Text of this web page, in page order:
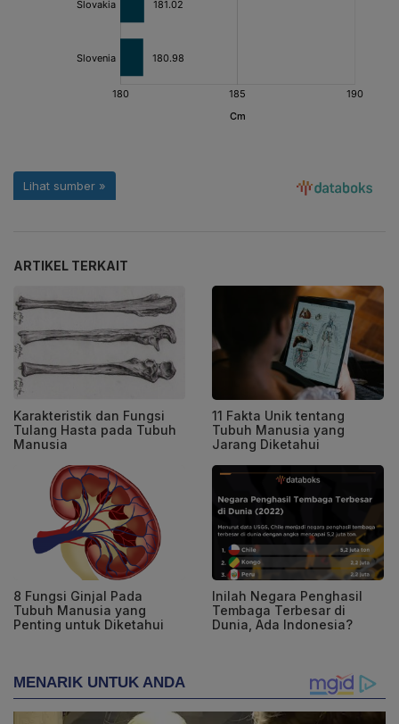
ARTIKEL TERKAIT
Karakteristik dan Fungsi
Tulang Hasta pada Tubuh
Manusia
11 Fakta Unik tentang
Tubuh Manusia yang
Jarang Diketahui
8 Fungsi Ginjal Pada
Tubuh Manusia yang
Penting untuk Diketahui
Inilah Negara Penghasil
Tembaga Terbesar di
Dunia, Ada Indonesia?